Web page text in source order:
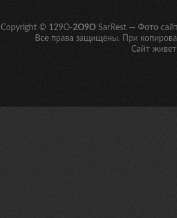
Copyright © 129O-2O9O SarRest — Фото
Все права защищены. При
Сайт живет